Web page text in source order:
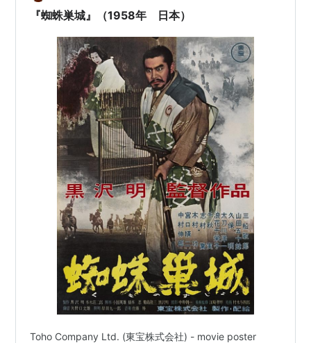
『蜘蛛巣城』（1958年 日本）
Toho Company Ltd. (東宝株式会社) - movie poster